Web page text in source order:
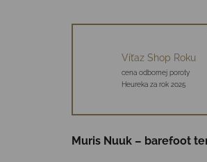
Víťaz Shop Roku
cena odbornej poroty
Heureka za rok 2025
Muris Nuuk – barefoot